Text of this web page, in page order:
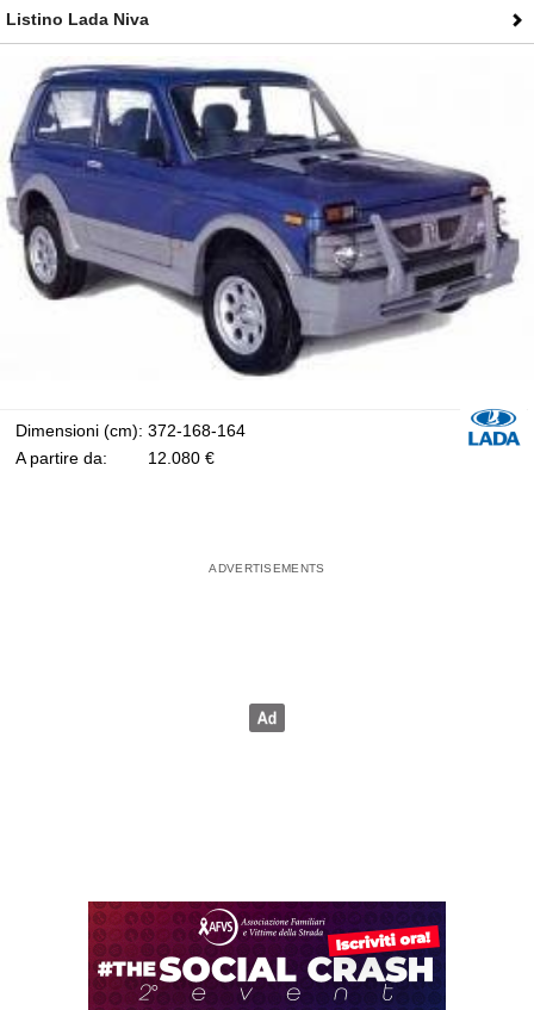
meccanica della vecchia Fiat sviluppata nei primi anni settanta e
prodotta a partire dal 1977. Il suo piccolo motore torinese 1.6 a
benzina abbinato al cambio manuale e alla trazione 4x4
erogava 72 CV di potenza e 126 Nm.
Commercializzata in altri 150 paesi, la Lada Niva ottenne un
grande successo grazie anche al prezzo contenuto. Nlla metà
degli anni Novanta il motore 1.6 Fiat venne sostituito da un 1.7
General Motors e per alcuni mercati arrivò anche un 1.9 diesel
di origine Peugeot. La Niva per il mercato italiano, invece, è a
benzina oppure bi-fuel benzina/GPL. L'auto è economica,
robusta e prova di ogni dispositivo elettronico: inutile pretendere
Listino Lada Niva
Dimensioni (cm): 372-168-164
A partire da:
12.080 €